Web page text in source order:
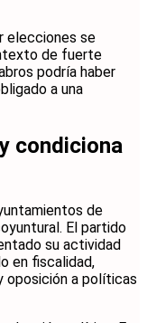
elecciones se
de fuerte
podría haber
a una
condiciona
de
El partido
su actividad
en fiscalidad,
oposición a políticas